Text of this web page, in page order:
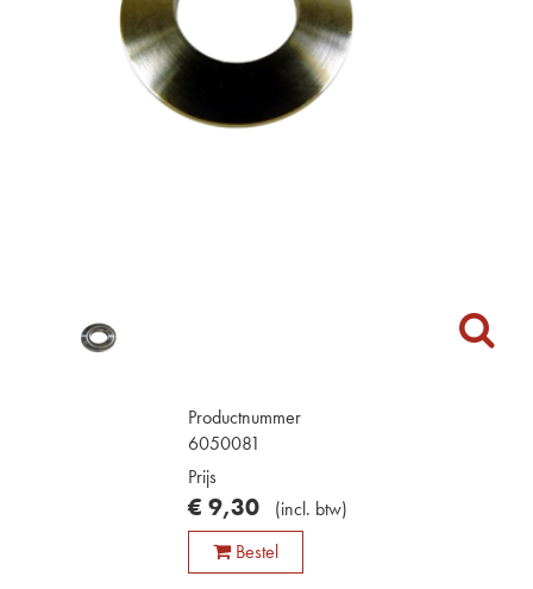
Productnummer
6050081
Prijs
€ 9,30 (incl. btw)
Bestel